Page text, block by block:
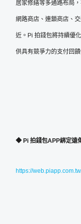
居家修繕等多通路布局
網路商店、連鎖商店、
近。Pi 拍錢包將持續優
供具有競爭力的支付回
◆Pi拍錢包APP綁定遠
https://